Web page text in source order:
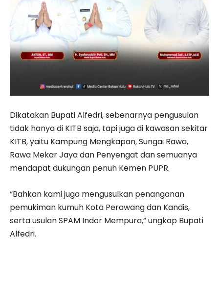
Dikatakan Bupati Alfedri, sebenarnya pengusulan
tidak hanya di KITB saja, tapi juga di kawasan sekitar
KITB, yaitu Kampung Mengkapan, Sungai Rawa,
Rawa Mekar Jaya dan Penyengat dan semuanya
mendapat dukungan penuh Kemen PUPR.
“Bahkan kami juga mengusulkan penanganan
pemukiman kumuh Kota Perawang dan Kandis,
serta usulan SPAM Indor Mempura,” ungkap Bupati
Alfedri.